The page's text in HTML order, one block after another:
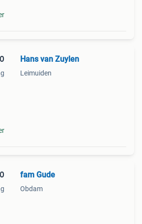
Hans van Zuylen
Leimuiden
fam Gude
Obdam